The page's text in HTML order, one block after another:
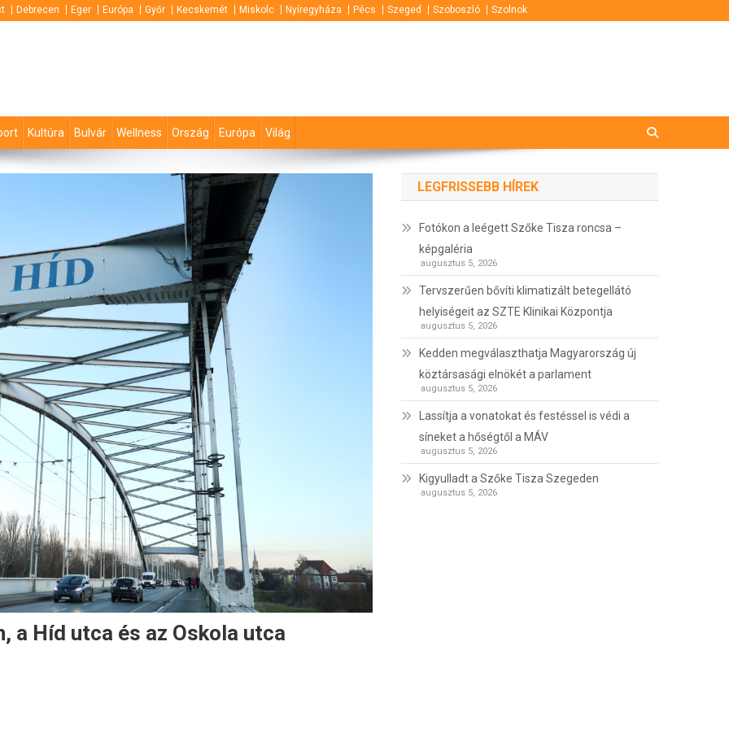
Debrecen Eger Európa Győr Kecskemét Miskolc Nyíregyháza Pécs Szeged Szoboszló Szolnok
Kultúra Bulvár Wellness Ország Európa Világ
a Híd utca és az Oskola utca
LEGFRISSEBB HÍREK
Fotókon a leégett Szőke Tisza roncsa –
képgaléria
augusztus 5, 2026
Tervszerűen bővíti klimatizált betegellátó
helyiségeit az SZTE Klinikai Központja
augusztus 5, 2026
Kedden megválaszthatja Magyarország új
köztársasági elnökét a parlament
augusztus 5, 2026
Lassítja a vonatokat és festéssel is védi a
síneket a hőségtől a MÁV
augusztus 5, 2026
Kigyulladt a Szőke Tisza Szegeden
augusztus 5, 2026